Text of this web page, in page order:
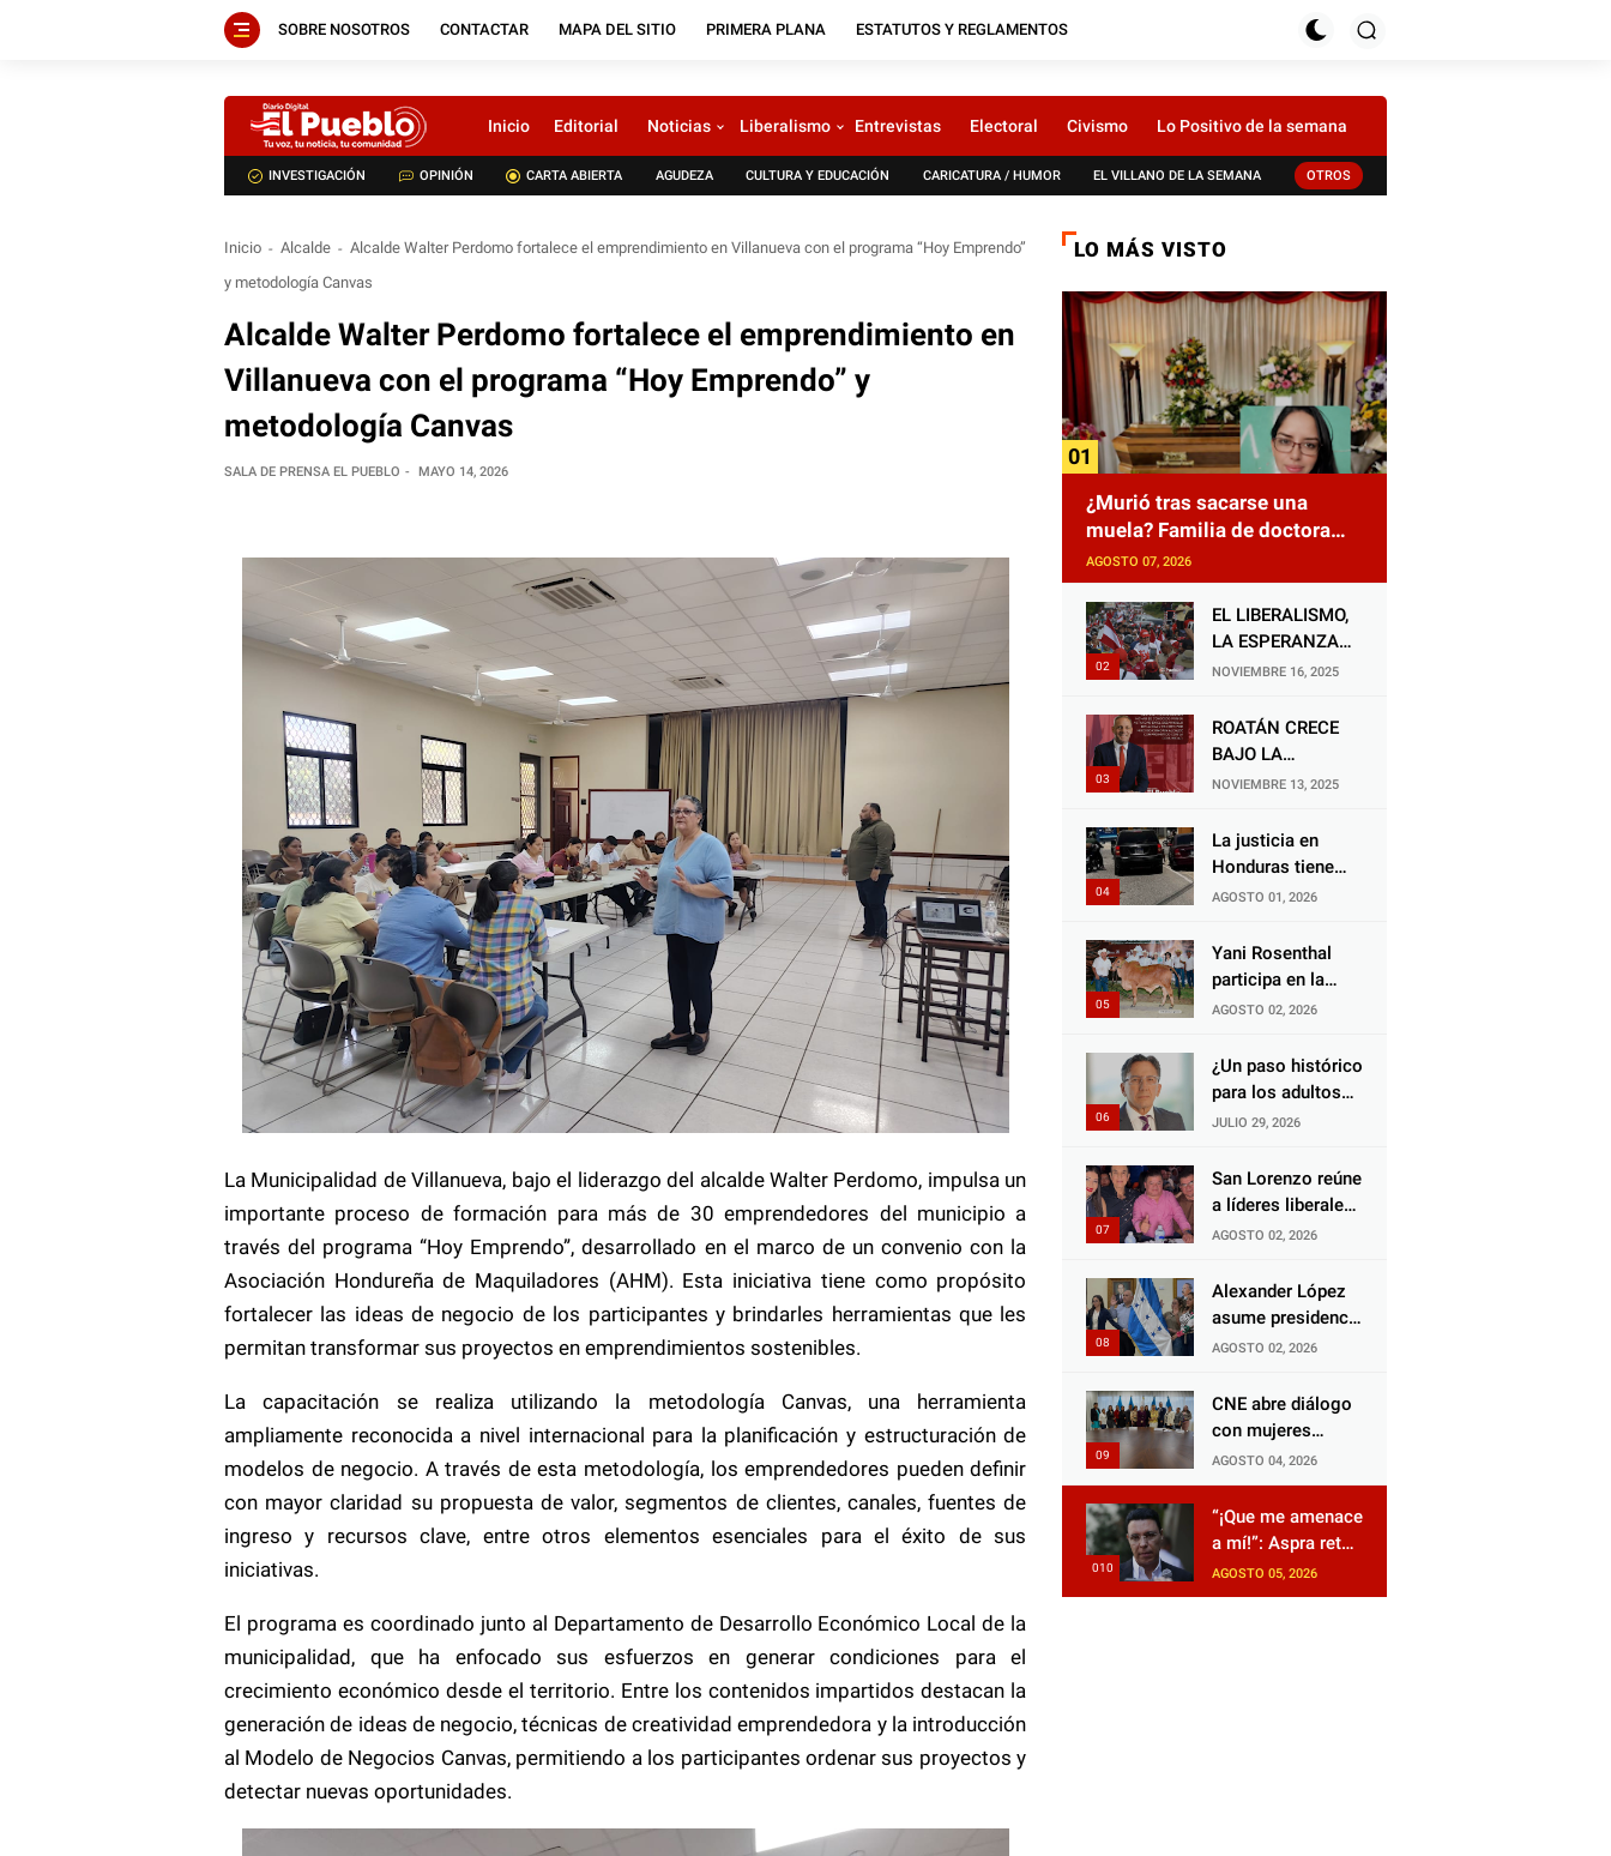
SOBRE NOSOTROS CONTACTAR MAPA DEL SITIO PRIMERA PLANA ESTATUTOS Y REGLAMENTOS
Inicio Editorial Noticias Liberalismo Entrevistas Electoral Civismo Lo Positivo de la semana
INVESTIGACIÓN OPINIÓN CARTA ABIERTA AGUDEZA CULTURA Y EDUCACIÓN CARICATURA / HUMOR EL VILLANO DE LA SEMANA OTROS
Inicio Alcalde
Alcalde Walter Perdomo fortalece el emprendimiento en Villanueva con el programa “Hoy Emprendo”
y metodología Canvas
Alcalde Walter Perdomo fortalece el emprendimiento en
Villanueva con el programa “Hoy Emprendo” y
metodología Canvas
SALA DE PRENSA EL PUEBLO MAYO 14, 2026
La Municipalidad de Villanueva, bajo el liderazgo del alcalde Walter Perdomo, impulsa un
importante proceso de formación para más de 30 emprendedores del municipio a
través del programa “Hoy Emprendo”, desarrollado en el marco de un convenio con la
Asociación Hondureña de Maquiladores (AHM). Esta iniciativa tiene como propósito
fortalecer las ideas de negocio de los participantes y brindarles herramientas que les
permitan transformar sus proyectos en emprendimientos sostenibles.
La capacitación se realiza utilizando la metodología Canvas, una herramienta
ampliamente reconocida a nivel internacional para la planificación y estructuración de
modelos de negocio. A través de esta metodología, los emprendedores pueden definir
con mayor claridad su propuesta de valor, segmentos de clientes, canales, fuentes de
ingreso y recursos clave, entre otros elementos esenciales para el éxito de sus
iniciativas.
El programa es coordinado junto al Departamento de Desarrollo Económico Local de la
municipalidad, que ha enfocado sus esfuerzos en generar condiciones para el
crecimiento económico desde el territorio. Entre los contenidos impartidos destacan la
generación de ideas de negocio, técnicas de creatividad emprendedora y la introducción
al Modelo de Negocios Canvas, permitiendo a los participantes ordenar sus proyectos y
detectar nuevas oportunidades.
LO MÁS VISTO
¿Murió tras sacarse una
muela? Familia de doctora
exige justicia por presunta
mala práctica odontológica
AGOSTO 07, 2026
EL LIBERALISMO,
LA ESPERANZA
QUE RENACE
NOVIEMBRE 16, 2025
ROATÁN CRECE
BAJO LA
ALCALDÍA DE RON
GESTOR ALIADO
DE LA
NOVIEMBRE 13, 2025
La justicia en
Honduras tiene
una deuda
animales, y
negarse a castigar
Choloma es
consolidar un
Estado que
y abandona al
inocente.
AGOSTO 01, 2026
Yani Rosenthal
participa en la
Feria Nacional
2026
AGOSTO 02, 2026
¿Un paso histórico
para los adultos
mayores?
impulsada por el
diputado Salomón
Honduras
JULIO 29, 2026
San Lorenzo reúne
a líderes liberales
en jornada de
unidad
AGOSTO 02, 2026
Alexander López
asume presidencia
del Consejo
de El Progreso
para el Censo
AGOSTO 02, 2026
CNE abre diálogo
con mujeres
políticas para
impulsar reformas
electorales
AGOSTO 04, 2026
“¡Que me amenace
a mí!”: Aspra reta
a JOH y exige que
siga tras las rejas
AGOSTO 05, 2026